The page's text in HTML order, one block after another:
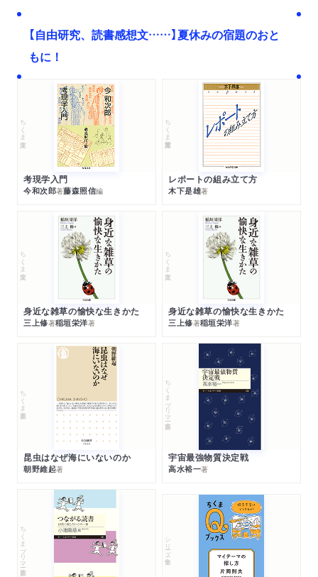
【自由研究、読書感想文……】夏休みの宿題のおと
もに！
ちくま文庫
考現学入門
今和次郎著藤森照信編
ちくま学芸文庫
レポートの組み立て方
木下是雄著
ちくま文庫
身近な雑草の愉快な生きかた
三上修著稲垣栄洋著
ちくま文庫
身近な雑草の愉快な生きかた
三上修著稲垣栄洋著
ちくま新書
昆虫はなぜ海にいないのか
朝野維起著
ちくまプリマー新書
宇宙最強物質決定戦
高水裕一著
ちくまプリマー新書 シリーズ・全集